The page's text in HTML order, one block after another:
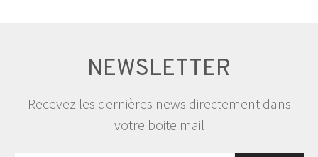
NEWSLETTER
Recevez les dernières news directement dans
votre boite mail